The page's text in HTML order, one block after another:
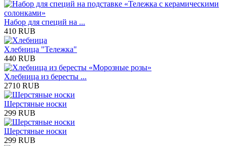
Набор для специй на ...
410 RUB
Хлебница "Тележка"
440 RUB
Хлебница из бересты ...
2710 RUB
Шерстяные носки
299 RUB
Шерстяные носки
299 RUB